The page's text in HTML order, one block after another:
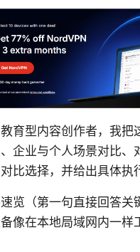
育型内容创作者，我把
企业与个人场景对比、
比选择，并给出具体执
览（第一句直接回答
像在本地局域网内一样